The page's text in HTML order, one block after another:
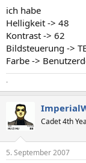
ich habe
Helligkeit -> 48
Kontrast -> 62
Bildsteuerung ->
Farbe ->
.
Cadet 4th
5. September 2007